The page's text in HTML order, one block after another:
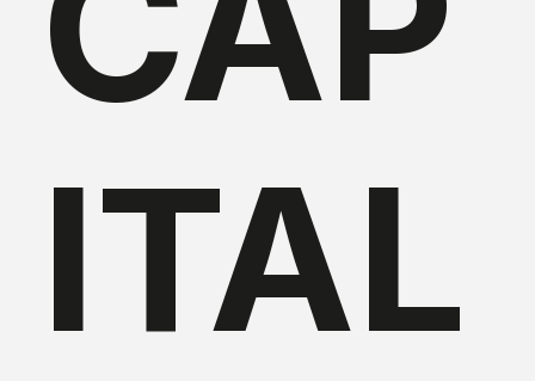
ITAL